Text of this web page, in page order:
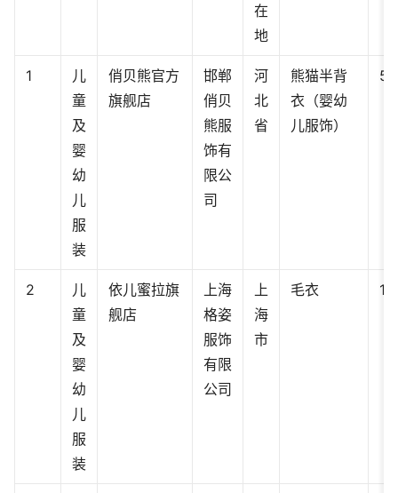
在
地
1
儿
童
及
婴
幼
儿
服
装
俏贝熊官方
旗舰店
邯郸
俏贝
熊服
饰有
限公
司
河
北
省
熊猫半背
衣（婴幼
儿服饰）
59
2
儿
童
及
婴
幼
儿
服
装
依儿蜜拉旗
舰店
上海
格姿
服饰
有限
公司
上
海
市
毛衣